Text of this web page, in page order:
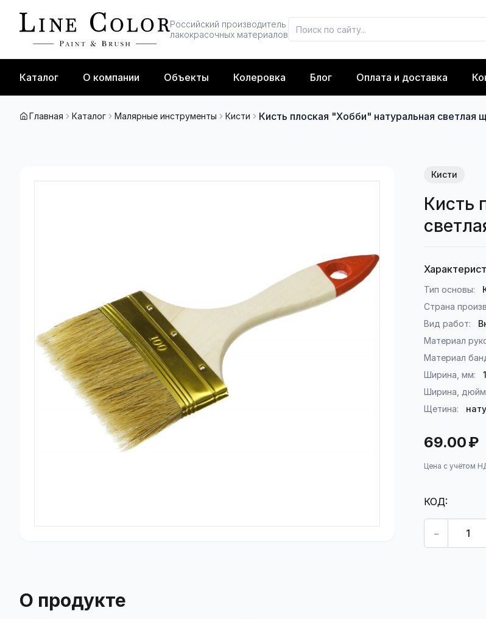
Российский производитель
лакокрасочных материалов
Каталог О компании Объекты Колеровка Блог Оплата и доставка
Главная Каталог Малярные инструменты Кисти Кисть плоская "Хобби" натуральная
Кисти
Кисть
Тип основы:
Страна
Вид работ:
Материал
Материал
Ширина, мм:
Ширина,
Щетина:
69.00₽
Цена с учётом
КОД:
−
О продукте